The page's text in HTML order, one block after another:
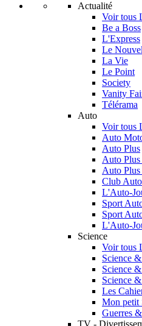
Actualité
Voir tous
Be a Boss
L'Express
Le
La Vie
Le Point
Society
Vanity
Télérama
Auto
Voir tous
Auto
Auto Plus
Auto Plus
Auto Plus
Club
L'Auto-
Sport
Sport
L'Auto-
Science
Voir tous
Science
Science
Science
Les
Mon petit
Guerres
TV -